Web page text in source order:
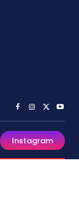
Instagram